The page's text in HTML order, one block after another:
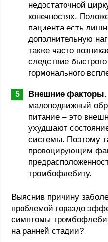
недостаточной
конечностях.
пациента есть
дополнительную
также часто
следствие
гормонального
Внешние факторы.
малоподвижный
питание – это
ухудшают
системы. Поэтому
провоцирующим
тромбофлебиту.
Выяснив причину
проблемой гораздо
симптомы
на ранней стадии?